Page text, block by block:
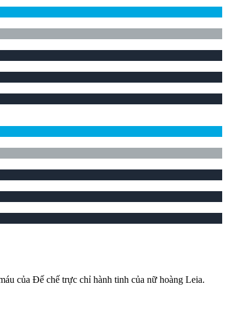
của Đế chế trực chỉ hành tinh của nữ hoàng Leia.